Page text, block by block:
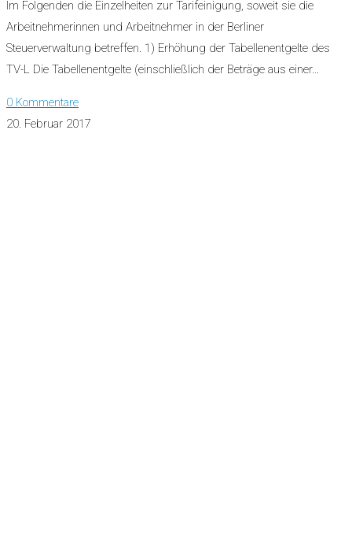
Im Folgenden die Einzelheiten zur Tarifeinigung, soweit sie die
Arbeitnehmerinnen und Arbeitnehmer in der Berliner
Steuerverwaltung betreffen. 1) Erhöhung der Tabellenentgelte des
TV-L Die Tabellenentgelte (einschließlich der Beträge aus einer…
0 Kommentare
20. Februar 2017